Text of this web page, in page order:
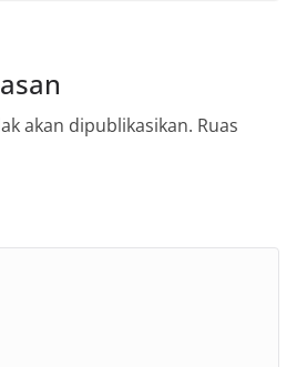
akan dipublikasikan. Ruas